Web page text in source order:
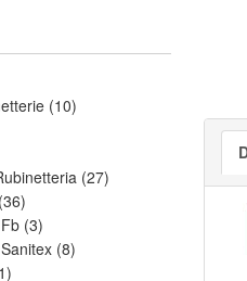
(10)
(27)
(3)
(8)